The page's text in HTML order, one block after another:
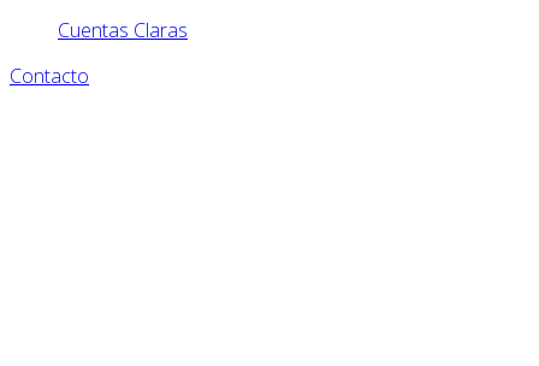
Cuentas Claras
Contacto